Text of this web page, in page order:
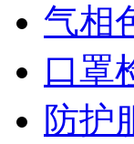
气相
口罩
防护